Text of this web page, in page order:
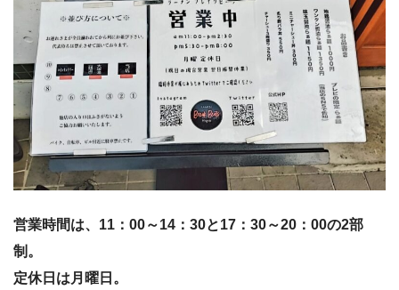
営業時間は、11：00～14：30と17：30～20：00の2部
制。
定休日は月曜日。